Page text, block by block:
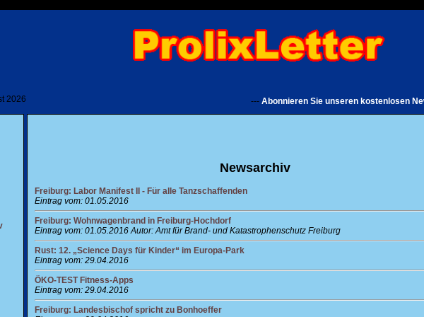
2026 Abonnieren Sie unseren kostenlosen
Newsarchiv
Freiburg: Labor Manifest II - Für alle Tanzschaffenden
Eintrag vom: 01.05.2016
Freiburg: Wohnwagenbrand in Freiburg-Hochdorf
Eintrag vom: 01.05.2016Autor: Amt für Brand- und Katastrophenschutz Freiburg
Rust: 12. „Science Days für Kinder“ im Europa-Park
Eintrag vom: 29.04.2016
ÖKO-TEST Fitness-Apps
Eintrag vom: 29.04.2016
Freiburg: Landesbischof spricht zu Bonhoeffer